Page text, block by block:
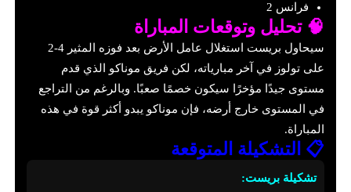
فرانس 2
🧠 تحليل وتوقعات المباراة
سيحاول بريست استغلال عامل الأرض بعد فوزه المثير 4-2
على تولوز في آخر مبارياته، لكن فريق موناكو الذي قدم
مستوى جيدًا مؤخرًا سيكون خصمًا صعبًا. وبالرغم من التراجع
في المستوى خارج أرضه، فإن موناكو يبدو أكثر قوة في هذه
المباراة.
📋 التشكيلة المتوقعة
تشكيلة بريست: